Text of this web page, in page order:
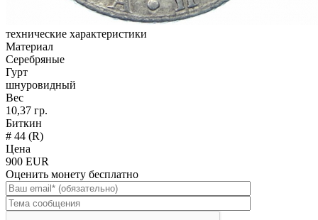
технические характеристики
Материал
Серебряные
Гурт
шнуровидный
Вес
10,37 гр.
Биткин
# 44 (R)
Цена
900 EUR
Оценить монету бесплатно